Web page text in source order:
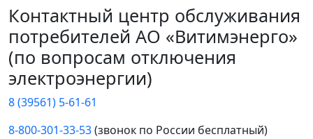
Контактный центр обслуживания
потребителей АО «Витимэнерго»
(по вопросам отключения
электроэнергии)
8 (39561) 5-61-61
8-800-301-33-53(звонок по России бесплатный)